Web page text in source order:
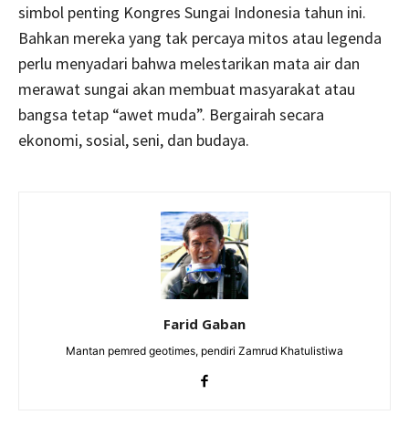
simbol penting Kongres Sungai Indonesia tahun ini.
Bahkan mereka yang tak percaya mitos atau legenda
perlu menyadari bahwa melestarikan mata air dan
merawat sungai akan membuat masyarakat atau
bangsa tetap “awet muda”. Bergairah secara
ekonomi, sosial, seni, dan budaya.
Farid Gaban
Mantan pemred geotimes, pendiri Zamrud Khatulistiwa